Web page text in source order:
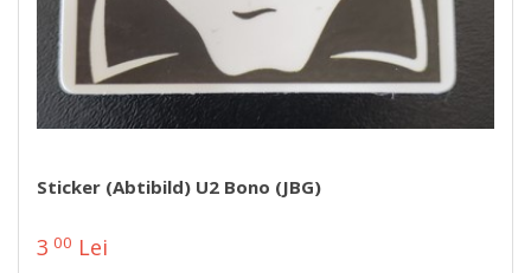
Sticker (abtibild) U2 Bono (JBG)
3 00 Lei